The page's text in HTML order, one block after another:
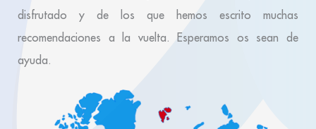
disfrutado y de los que hemos escrito muchas
recomendaciones a la vuelta. Esperamos os sean de
ayuda.